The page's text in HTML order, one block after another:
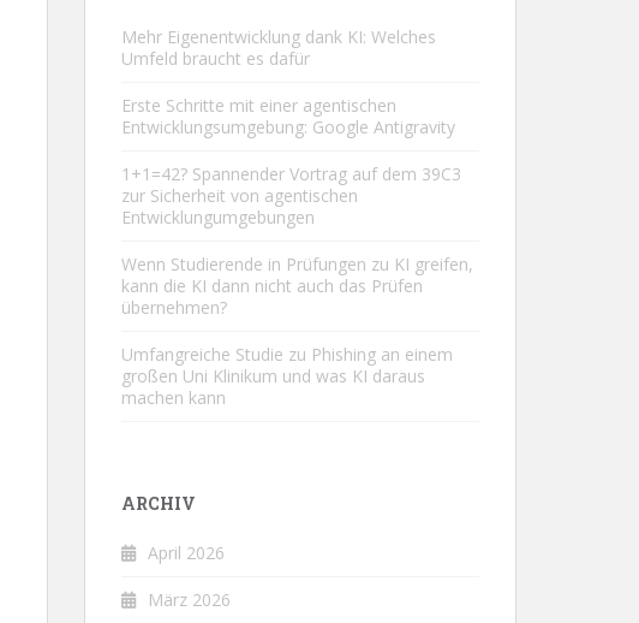
Mehr Eigenentwicklung dank KI: Welches
Umfeld braucht es dafür
Erste Schritte mit einer agentischen
Entwicklungsumgebung: Google Antigravity
1+1=42? Spannender Vortrag auf dem 39C3
zur Sicherheit von agentischen
Entwicklungumgebungen
Wenn Studierende in Prüfungen zu KI greifen,
kann die KI dann nicht auch das Prüfen
übernehmen?
Umfangreiche Studie zu Phishing an einem
großen Uni Klinikum und was KI daraus
machen kann
ARCHIV
April 2026
März 2026